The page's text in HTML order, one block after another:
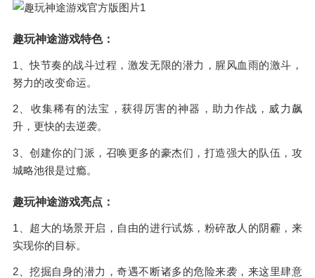
趣玩神途游戏特色：
1、快节奏的战斗过程，激发无限的潜力，腥风血雨的激斗，
努力的改变命运。
2、收集稀有的法宝，获得厉害的神器，助力作战，威力飙
升，更快的去逆袭。
3、创建你的门派，召唤更多的豪杰们，打造强大的队伍，攻
城略池很是过瘾。
趣玩神途游戏亮点：
1、超大的场景开启，自由的进行试炼，粉碎敌人的阴霾，来
实现你的目标。
2、挖掘自身的潜力，奇遇不断诸多的危险来袭，来这里肆意